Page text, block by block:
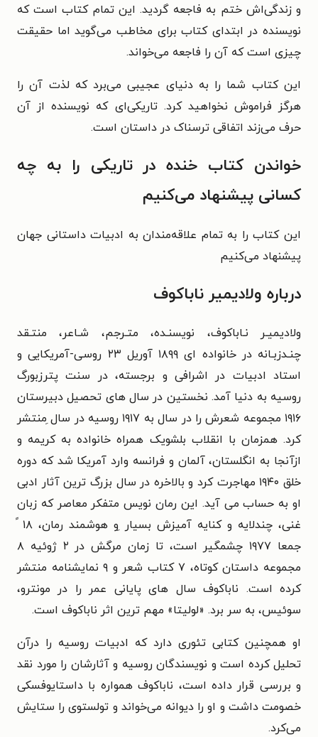
و زندگی‌اش ختم به فاجعه گردید. این تمام کتاب است که
نویسنده در ابتدای کتاب برای مخاطب می‌گوید اما حقیقت
چیزی است که آن را فاجعه می‌خواند.
این کتاب شما را به دنیای عجیبی می‌برد که لذت آن را
هرگز فراموش نخواهید کرد. تاریکی‌ای که نویسنده از آن
حرف می‌زند اتفاقی ترسناک در داستان است.
خواندن کتاب خنده در تاریکی را به چه
کسانی پیشنهاد می‌کنیم
این کتاب را به تمام علاقه‌مندان به ادبیات داستانی جهان
پیشنهاد می‌کنیم
درباره ولادیمیر ناباکوف
ولادیمیـر نـاباکوف، نویسنـده، متـرجم، شـاعر، منتـقد
چنـدزبـانه در خانواده ای ۱۸۹۹ آوریل ۲۳ روسی-آمریکایی و
استاد ادبیات در اشرافی و برجسته، در سنت پترزبورگ
روسیه به دنیا آمد. نخستین در سال های تحصیل دبیرستان
۱۹۱۶ مجموعه شعرش را در سال به ۱۹۱۷ روسیه در سال ِمنتشر
کرد. همزمان با انقلاب بلشویک همراه خانواده به کریمه و
ازآنجا به انگلستان، آلمان و فرانسه وارد آمریکا شد که دوره
خلق ۱۹۴۰ مهاجرت کرد و بالاخره در سال بزرگ ترین آثار ادبی
او به حساب می آید. این رمان نویس متفکر معاصر که زبان
جمعا ۱۹۷۷ چشمگیر است، تا زمان مرگش در ۲ ژوئیه ۸
مجموعه داستان کوتاه، ۷ کتاب شعر و ۹ نمایشنامه منتشر
کرده است. ناباکوف سال های پایانی عمر را در مونترو،
سوئیس، به سر برد. «لولیتا» مهم ترین اثر ناباکوف است.
او همچنین کتابی تئوری دارد که ادبیات روسیه را درآن
تحلیل کرده است و نویسندگان روسیه و آثارشان را مورد نقد
و بررسی قرار داده است، ناباکوف همواره با داستایوفسکی
خصومت داشت و او را دیوانه می‌خواند و تولستوی را ستایش
می‌کرد.